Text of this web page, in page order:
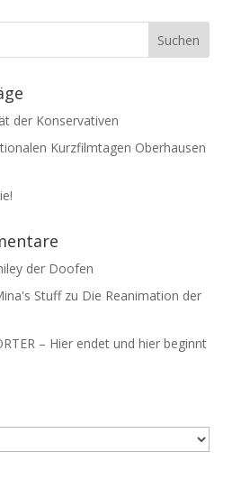
der Konservativen
Kurzfilmtagen Oberhausen
der Doofen
Stuffzu Die Reanimation der
– Hier endet und hier beginnt